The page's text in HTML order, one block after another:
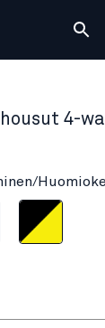
housut 4-
oranssi